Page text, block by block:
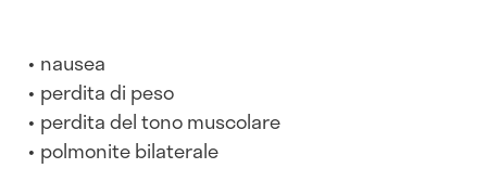
nausea
perdita di peso
perdita del tono muscolare
polmonite bilaterale